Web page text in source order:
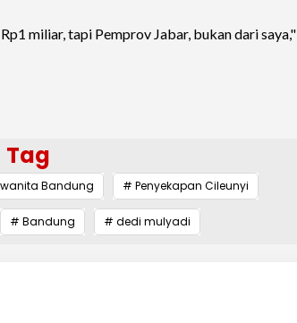
miliar, tapi Pemprov Jabar, bukan dari saya,"
Tag
Bandung # Penyekapan Cileunyi
# Bandung # dedi mulyadi